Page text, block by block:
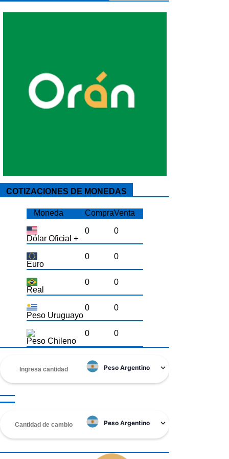
COTIZACIONES DE MONEDAS
Moneda CompraVenta
Dólar Oficial +
0 0
Euro
0 0
Real
0 0
Peso Uruguayo
0 0
Peso Chileno
0 0